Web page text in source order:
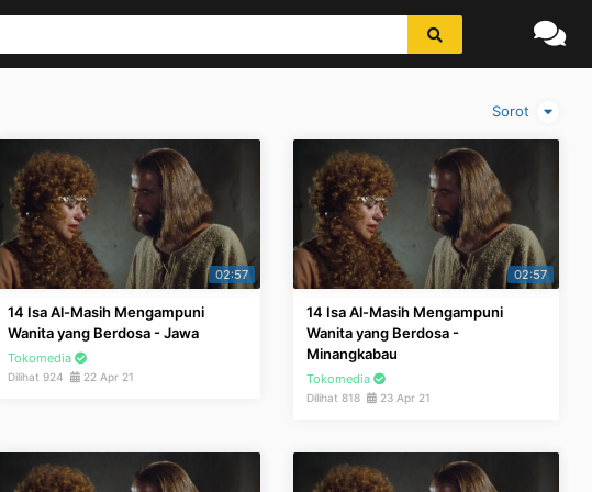
Sorot
02:57
14 Isa Al-Masih Mengampuni
Wanita yang Berdosa - Jawa
Tokomedia
Dilihat 924 22 Apr 21
02:57
14 Isa Al-Masih Mengampuni
Wanita yang Berdosa -
Minangkabau
Tokomedia
Dilihat 818 23 Apr 21